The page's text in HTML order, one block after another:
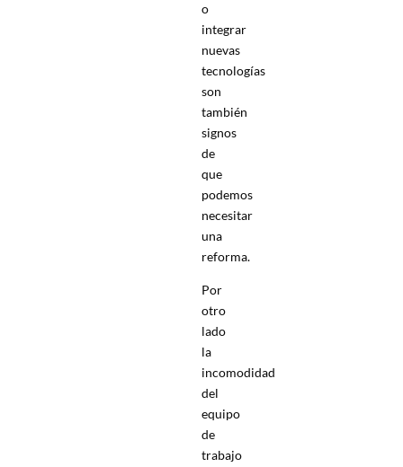
o
integrar
nuevas
tecnologías
son
también
signos
de
que
podemos
necesitar
una
reforma.
Por
otro
lado
la
incomodidad
del
equipo
de
trabajo